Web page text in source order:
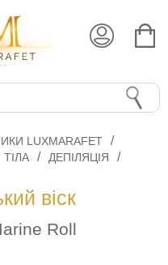
LUXMARAFET
ТІЛА ДЕПІЛЯЦІЯ
віск
Roll